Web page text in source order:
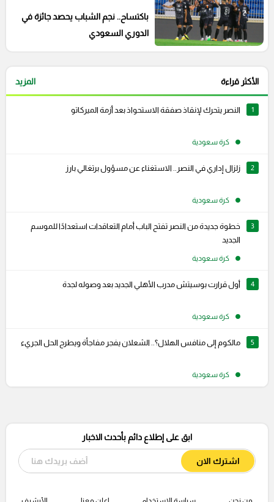
باكتساح.. نجم الشباب يحصد جائزة في
الدوري السعودي
الأكثر قراءة المزيد
1 النصر يتحرك لإنقاذ صفقة الاستحواذ بعد أزمة الميركاتو
كرة سعودية
2 زلزال إداري في النصر.. الاستغناء عن مسؤول برتغالي بارز
كرة سعودية
3
خطوة جديدة من النصر تفتح الباب أمام التعاقدات استعدادًا للموسم
الجديد
كرة سعودية
4 أول قرارت بوسيتش مدرب الأهلي الجديد بعد وصوله لجدة
كرة سعودية
5 مالكوم إلى منافس الهلال؟.. الشعلان يفجر مفاجأة ويطرح الحل الجريء
كرة سعودية
ابق على إطلاع دائم بأحدث الاخبار
اشترك الان